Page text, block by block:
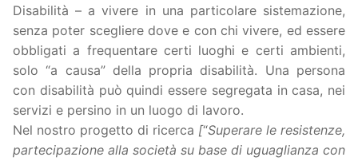
Disabilità – a vivere in una particolare sistemazione,
senza poter scegliere dove e con chi vivere, ed essere
obbligati a frequentare certi luoghi e certi ambienti,
solo “a causa” della propria disabilità. Una persona
con disabilità può quindi essere segregata in casa, nei
servizi e persino in un luogo di lavoro.
Nel nostro progetto di ricerca [“Superare le resistenze,
partecipazione alla società su base di uguaglianza con